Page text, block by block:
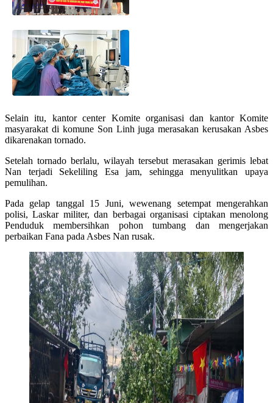
Selain itu, kantor center Komite organisasi dan kantor Komite
masyarakat di komune Son Linh juga merasakan kerusakan Asbes
dikarenakan tornado.
Setelah tornado berlalu, wilayah tersebut merasakan gerimis lebat
Nan terjadi Sekeliling Esa jam, sehingga menyulitkan upaya
pemulihan.
Pada gelap tanggal 15 Juni, wewenang setempat mengerahkan
polisi, Laskar militer, dan berbagai organisasi ciptakan menolong
Penduduk membersihkan pohon tumbang dan mengerjakan
perbaikan Fana pada Asbes Nan rusak.